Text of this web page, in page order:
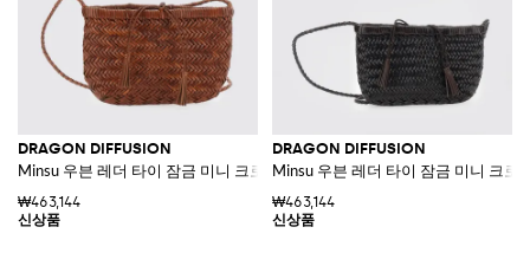
DRAGON DIFFUSION
Minsu 우븐 레더 타이 잠금 미니 크로스바디 백
₩463,144
DRAGON DIFFUSION
Minsu 우븐 레더 타이 잠금 미니 크로
₩463,144